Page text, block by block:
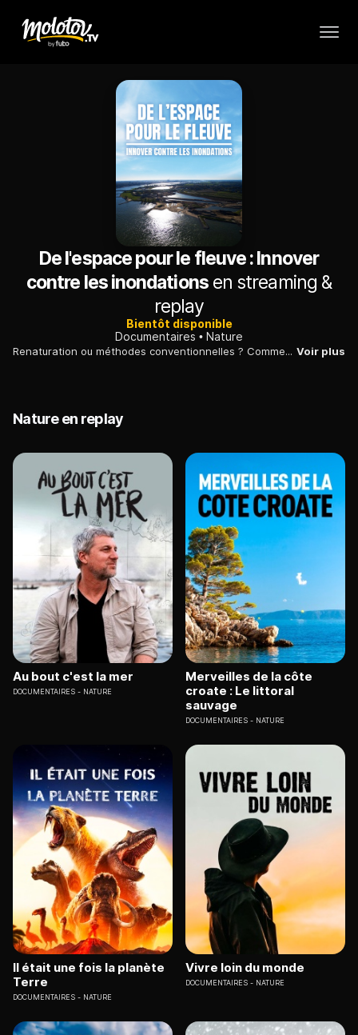
De l'espace pour le fleuve : Innover
contre les inondationsen streaming &
replay
Bientôt disponible
Documentaires
Nature
Renaturation ou méthodes conventionnelles ? Comment lutter efficacement contre les risques d'inondations ? Voir plus
Nature en replay
Au bout c'est la mer
DOCUMENTAIRES NATURE
Merveilles de la côte
croate : Le littoral
sauvage
DOCUMENTAIRES NATURE
Il était une fois la planète
Terre
DOCUMENTAIRES NATURE
Vivre loin du monde
DOCUMENTAIRES NATURE